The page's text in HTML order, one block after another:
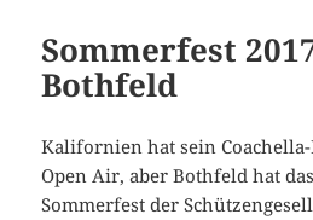
Sommerfest
Bothfeld
Kalifornien hat sein
Open Air, aber Bothfeld hat
Sommerfest der